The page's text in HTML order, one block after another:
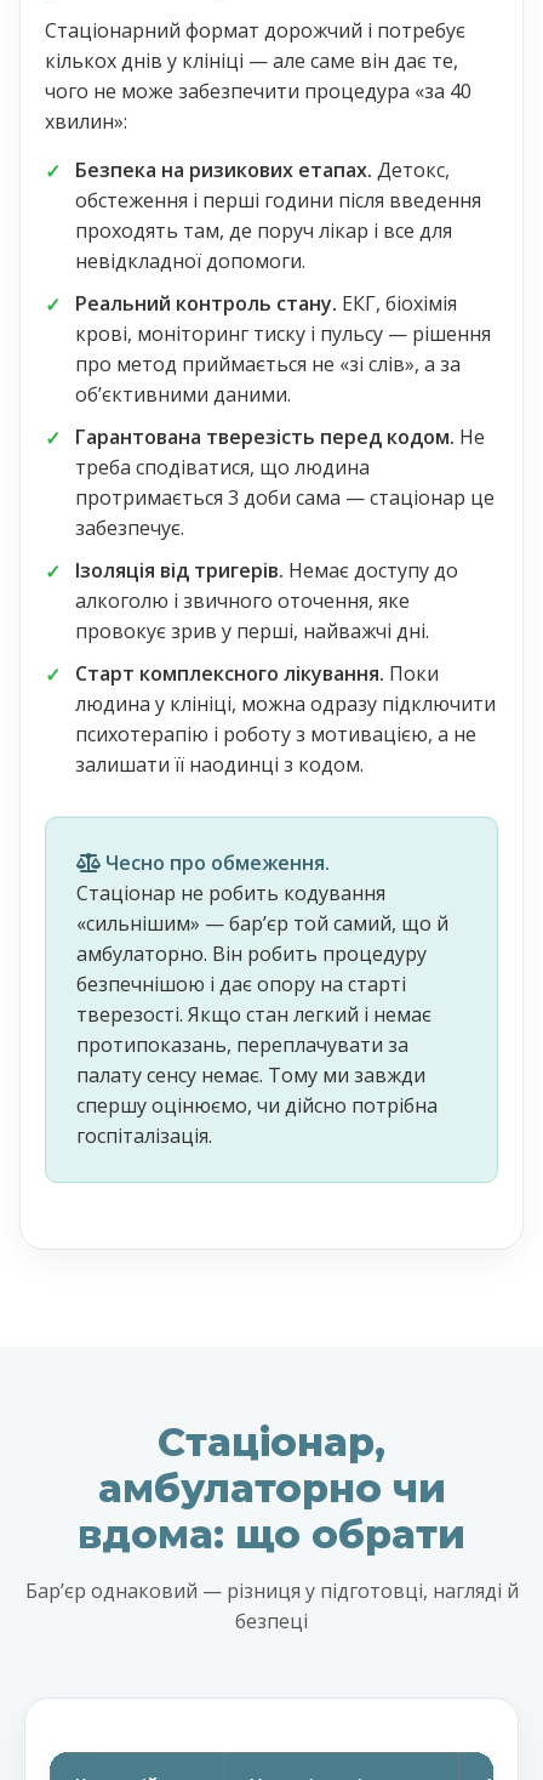
Стаціонарний формат дорожчий і потребує
кількох днів у клініці — але саме він дає те,
чого не може забезпечити процедура «за 40
хвилин»:
Безпека на ризикових етапах. Детокс,
обстеження і перші години після введення
проходять там, де поруч лікар і все для
невідкладної допомоги.
Реальний контроль стану. ЕКГ, біохімія
крові, моніторинг тиску і пульсу — рішення
про метод приймається не «зі слів», а за
обʼєктивними даними.
Гарантована тверезість перед кодом. Не
треба сподіватися, що людина
протримається 3 доби сама — стаціонар це
забезпечує.
Ізоляція від тригерів. Немає доступу до
алкоголю і звичного оточення, яке
провокує зрив у перші, найважчі дні.
Старт комплексного лікування. Поки
людина у клініці, можна одразу підключити
психотерапію і роботу з мотивацією, а не
залишати її наодинці з кодом.
Чесно про обмеження.
Стаціонар не робить кодування
«сильнішим» — барʼєр той самий, що й
амбулаторно. Він робить процедуру
безпечнішою і дає опору на старті
тверезості. Якщо стан легкий і немає
протипоказань, переплачувати за
палату сенсу немає. Тому ми завжди
спершу оцінюємо, чи дійсно потрібна
госпіталізація.
Стаціонар,
амбулаторно чи
вдома: що обрати
Барʼєр однаковий — різниця у підготовці, нагляді й
безпеці